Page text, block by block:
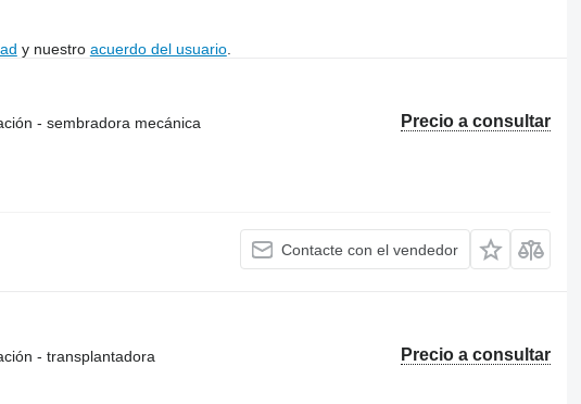
y nuestro acuerdo del usuario.
Precio a consultar
- sembradora mecánica
Contacte con el vendedor
Precio a consultar
- transplantadora